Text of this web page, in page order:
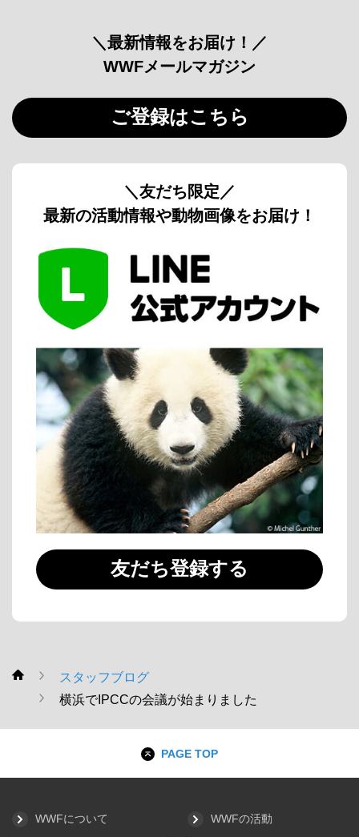
＼最新情報をお届け！／
WWFメールマガジン
ご登録はこちら
＼友だち限定／
最新の活動情報や動物画像をお届け！
友だち登録する
WWF
スタッフブログ
横浜でIPCCの会議が始まりました
PAGE TOP
WWFについて WWFの活動